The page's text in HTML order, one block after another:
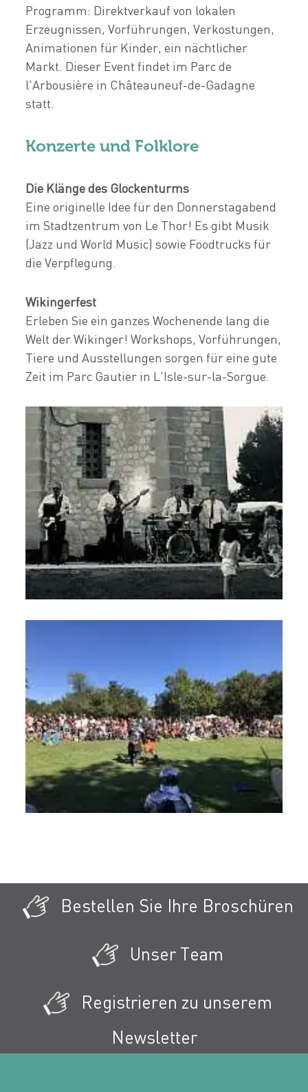
Programm: Direktverkauf von lokalen
Erzeugnissen, Vorführungen, Verkostungen,
Animationen für Kinder, ein nächtlicher
Markt. Dieser Event findet im Parc de
l'Arbousière in Châteauneuf-de-Gadagne
statt.
Konzerte und Folklore
Die Klänge des Glockenturms
Eine originelle Idee für den Donnerstagabend
im Stadtzentrum von Le Thor! Es gibt Musik
(Jazz und World Music) sowie Foodtrucks für
die Verpflegung.
Wikingerfest
Erleben Sie ein ganzes Wochenende lang die
Welt der Wikinger! Workshops, Vorführungen,
Tiere und Ausstellungen sorgen für eine gute
Zeit im Parc Gautier in L'Isle-sur-la-Sorgue.
Bestellen Sie Ihre Broschüren
Unser Team
Registrieren zu unserem
Newsletter